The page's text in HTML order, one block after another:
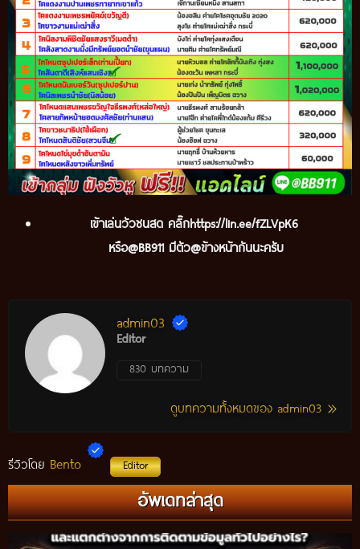
เข้าเล่นวัวชนสด คลิ๊กhttps://lin.ee/fZLVpK6
หรือ@BB911 มีตัว@ข้างหน้ากันนะครับ
admin03
Editor
830 บทความ
ดูบทความทั้งหมดของ admin03
รีวิวโดย Bento Editor
อัพเดทล่าสุด